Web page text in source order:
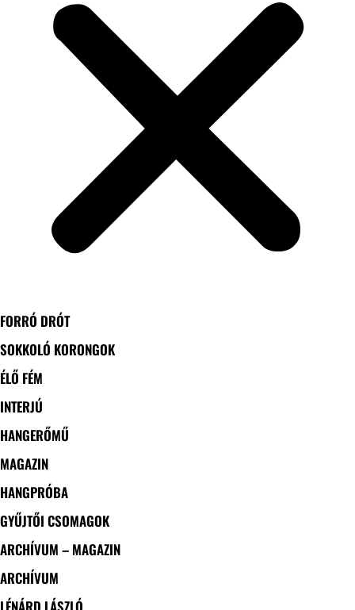
FORRÓ DRÓT
SOKKOLÓ KORONGOK
ÉLŐ FÉM
INTERJÚ
HANGERŐMŰ
MAGAZIN
HANGPRÓBA
GYŰJTŐI CSOMAGOK
ARCHÍVUM – MAGAZIN
ARCHÍVUM